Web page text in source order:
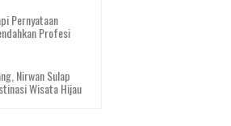
Pernyataan
Profesi
Nirwan Sulap
Wisata Hijau